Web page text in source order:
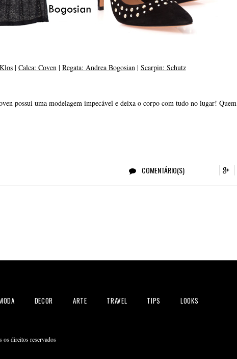
| Calca: Coven| Regata: Andrea Bogosian| Scarpin: Schutz
possui uma modelagem impecável e deixa o corpo com tudo no lugar! Quem
COMENTÁRIO(S)
DECOR ARTE TRAVEL TIPS LOOKS
direitos reservados